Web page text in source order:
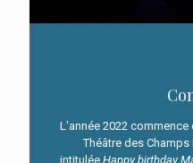
L'année 2022 commence
Théâtre des Champs
intitulée Happy birthday